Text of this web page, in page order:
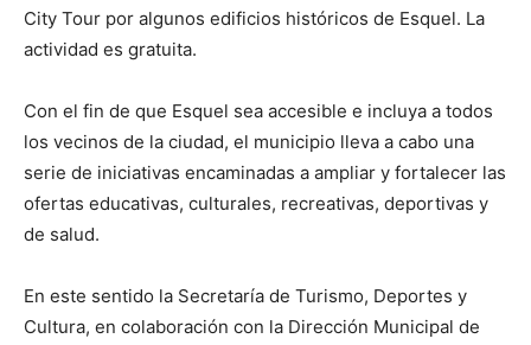
City Tour por algunos edificios históricos de Esquel. La
actividad es gratuita.
Con el fin de que Esquel sea accesible e incluya a todos
los vecinos de la ciudad, el municipio lleva a cabo una
serie de iniciativas encaminadas a ampliar y fortalecer las
ofertas educativas, culturales, recreativas, deportivas y
de salud.
En este sentido la Secretaría de Turismo, Deportes y
Cultura, en colaboración con la Dirección Municipal de